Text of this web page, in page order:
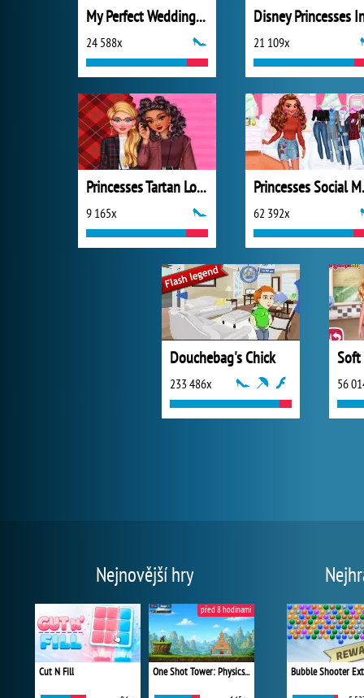
My Perfect Wedding Planner
24 588x 21 109x
Princesses Tartan Love
9 165x 62 392x
Douchebag's Chick
233 486x 56
Nejnovější hry
Cut N Fill One Shot Tower: Physics Destroyer
před 8 hodinami
Bubble Shooter